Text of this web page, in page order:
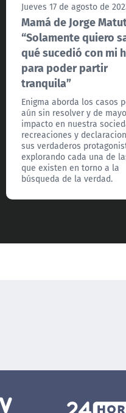
Jueves 17 de agosto de
Mamá de Jorge
“Solamente quiero
qué sucedió con mi
para poder partir
tranquila”
Enigma aborda los casos
aún sin resolver y de
impacto en nuestra
recreaciones y
sus verdaderos
explorando cada una de
que existen en torno a la
búsqueda de la verdad.